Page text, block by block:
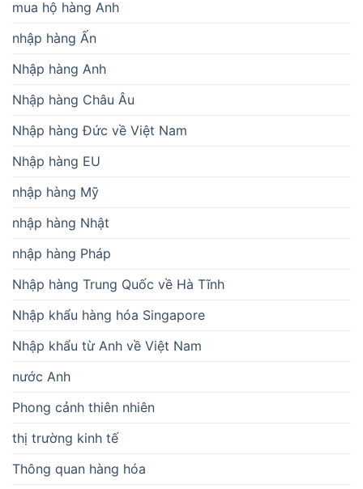
mua hộ hàng Anh
nhập hàng Ấn
Nhập hàng Anh
Nhập hàng Châu Âu
Nhập hàng Đức về Việt Nam
Nhập hàng EU
nhập hàng Mỹ
nhập hàng Nhật
nhập hàng Pháp
Nhập hàng Trung Quốc về Hà Tĩnh
Nhập khẩu hàng hóa Singapore
Nhập khẩu từ Anh về Việt Nam
nước Anh
Phong cảnh thiên nhiên
thị trường kinh tế
Thông quan hàng hóa